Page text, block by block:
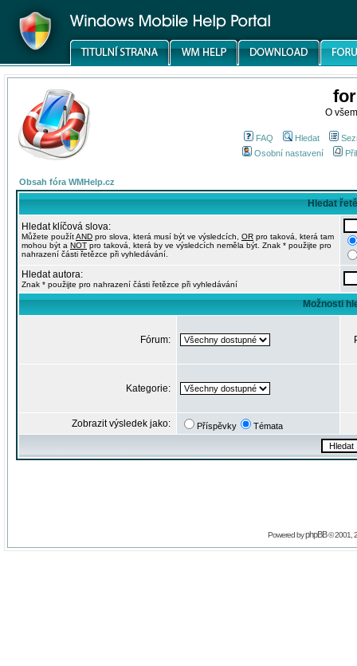
O
FAQ Hledat
Osobní nastavení
Obsah fóra WMHelp.cz
Hledat
Hledat klíčová slova:
Můžete použítAND pro slova, která musí být ve výsledcích, OR pro taková, která tam
mohou být a NOT pro taková, která by ve výsledcích neměla být. Znak * použijte pro
nahrazení části řetězce při vyhledávání.
Hledat autora:
Znak * použijte pro nahrazení části řetězce při vyhledávání
Možnosti
Fórum:
Kategorie:
Zobrazit výsledek jako: Příspěvky Témata
Powered byphpBB© 2001,